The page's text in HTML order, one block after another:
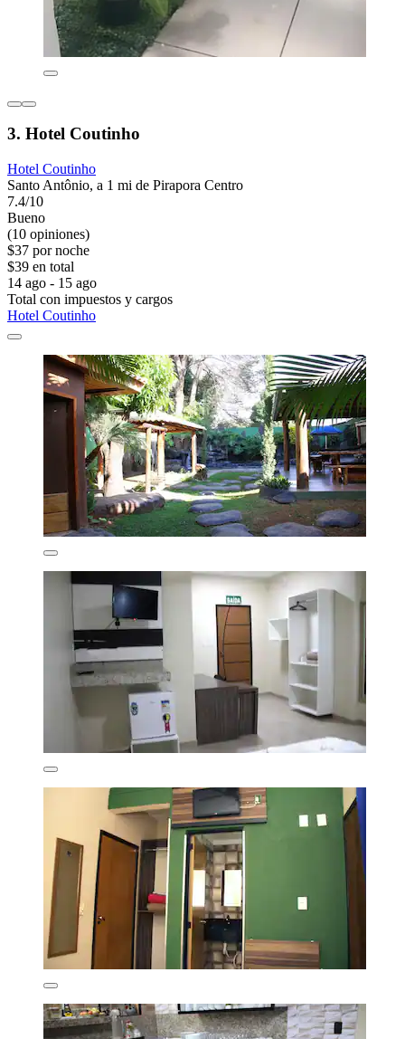
3. Hotel Coutinho
Hotel Coutinho
Santo Antônio, a 1 mi de Pirapora Centro
7.4/10
Bueno
(10 opiniones)
$37 por noche
$39 en total
14 ago - 15 ago
Total con impuestos y cargos
Hotel Coutinho